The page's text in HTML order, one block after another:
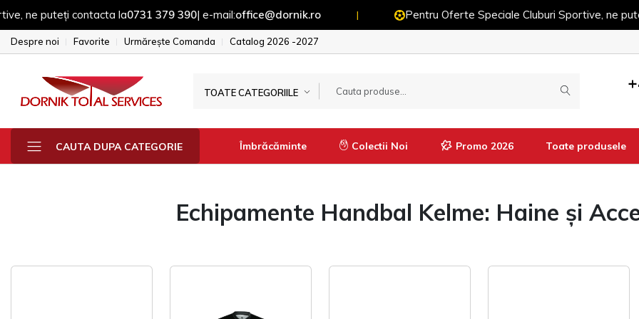
contacta la0731 379 390| e-mail:office@dornik.ro | Pentru Oferte Speciale Cluburi Sportive, ne puteți
Despre noi Favorite Urmărește Comanda Catalog 2026 -2027
TOATE CATEGORIILE
CAUTA DUPA CATEGORIE Îmbrăcăminte
Fesuri - sepci - Manusi Imbracaminte termică
Colectii Noi Promo 2026 Toate produsele
Echipamente Handbal Kelme: Haine și